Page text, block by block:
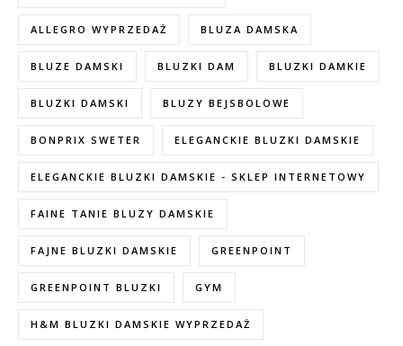
ALLEGRO WYPRZEDAŻ BLUZA DAMSKA
BLUZE DAMSKI BLUZKI DAM BLUZKI DAMKIE
BLUZKI DAMSKI BLUZY BEJSBOLOWE
BONPRIX SWETER ELEGANCKIE BLUZKI DAMSKIE
ELEGANCKIE BLUZKI DAMSKIE - SKLEP INTERNETOWY
FAINE TANIE BLUZY DAMSKIE
FAJNE BLUZKI DAMSKIE GREENPOINT
GREENPOINT BLUZKI GYM
H&M BLUZKI DAMSKIE WYPRZEDAŻ